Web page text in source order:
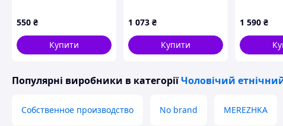
550 ₴
Купити
футболка вишиванка,
футболка з
вишиванкою,
футболка вишита Код/
1 073 ₴
Купити
1 590 ₴
Популярні виробники в категоріїЧоловічий
Собственное производство No brand MEREZHKA